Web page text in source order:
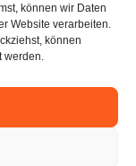
können wir Daten
Website verarbeiten.
können
werden.